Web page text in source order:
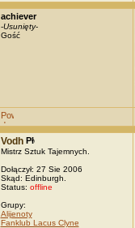
achiever
-Usunięty-
Gość
Vodh
Mistrz Sztuk Tajemnych.
Dołączył: 27 Sie 2006
Skąd: Edinburgh.
Status: offline
Grupy:
Alijenoty
Fanklub Lacus Clyne